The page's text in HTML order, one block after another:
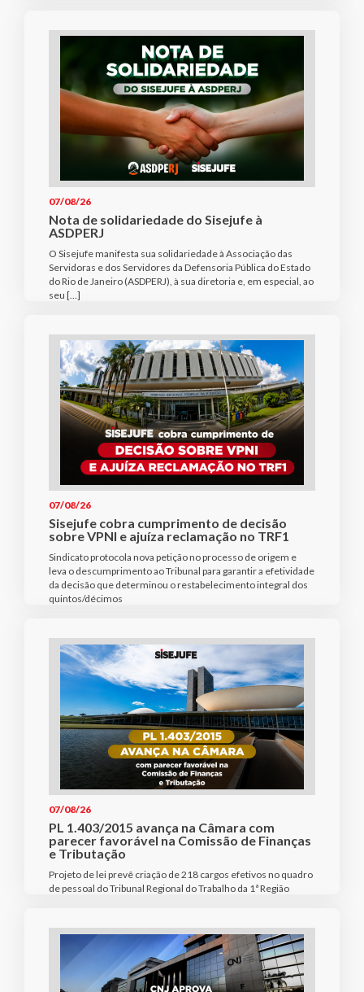
07/08/26
Nota de solidariedade do Sisejufe à
ASDPERJ
O Sisejufe manifesta sua solidariedade à Associação das
Servidoras e dos Servidores da Defensoria Pública do Estado
do Rio de Janeiro (ASDPERJ), à sua diretoria e, em especial, ao
seu […]
07/08/26
Sisejufe cobra cumprimento de decisão
sobre VPNI e ajuíza reclamação no TRF1
Sindicato protocola nova petição no processo de origem e
leva o descumprimento ao Tribunal para garantir a efetividade
da decisão que determinou o restabelecimento integral dos
quintos/décimos
07/08/26
PL 1.403/2015 avança na Câmara com
parecer favorável na Comissão de Finanças
e Tributação
Projeto de lei prevê criação de 218 cargos efetivos no quadro
de pessoal do Tribunal Regional do Trabalho da 1ª Região